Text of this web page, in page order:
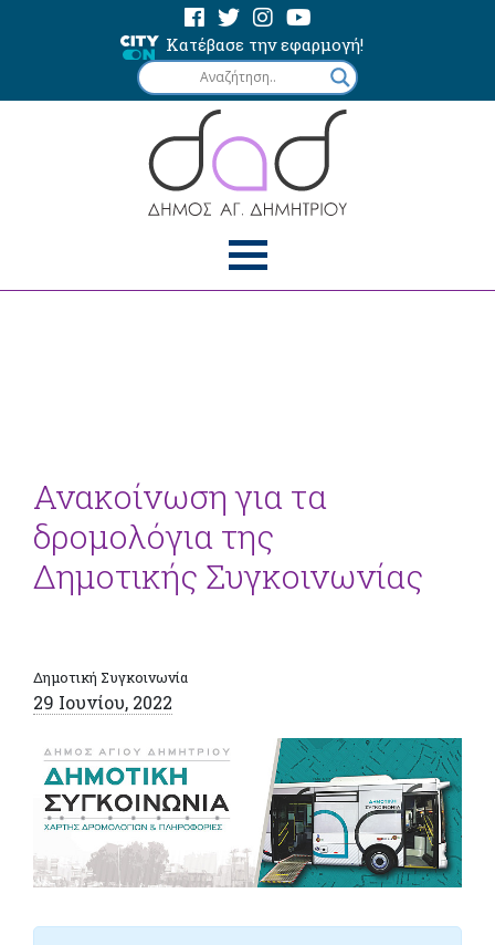
Κατέβασε την εφαρμογή!
Ανακοίνωση για τα
δρομολόγια της
Δημοτικής Συγκοινωνίας
Δημοτική Συγκοινωνία
29 Ιουνίου, 2022